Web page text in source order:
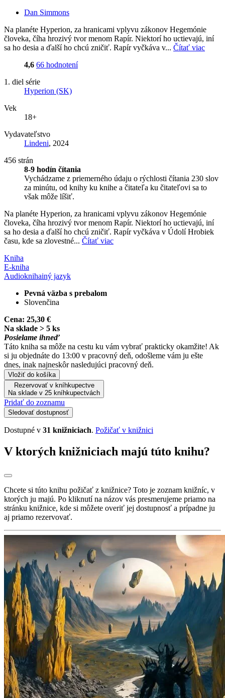
Dan Simmons
Na planéte Hyperion, za hranicami vplyvu zákonov Hegemónie
človeka, číha hrozivý tvor menom Rapír. Niektorí ho uctievajú, iní
sa ho desia a ďalší ho chcú zničiť. Rapír vyčkáva v... Čítať viac
4,6 66 hodnotení
1. diel série
Hyperion (SK)
Vek
18+
Vydavateľstvo
Lindeni, 2024
456 strán
8-9 hodín čítania
Vychádzame z priemerného údaju o rýchlosti čítania 230 slov
za minútu, od knihy ku knihe a čitateľa ku čitateľovi sa to
však môže líšiť.
Na planéte Hyperion, za hranicami vplyvu zákonov Hegemónie
človeka, číha hrozivý tvor menom Rapír. Niektorí ho uctievajú, iní
sa ho desia a ďalší ho chcú zničiť. Rapír vyčkáva v Údolí Hrobiek
času, kde sa zlovestné... Čítať viac
Kniha
E-kniha
Audioknihainý jazyk
Pevná väzba s prebalom
Slovenčina
Cena: 25,30 €
Na sklade > 5 ks
Posielame ihneď
Táto kniha sa môže na cestu ku vám vybrať prakticky okamžite! Ak
si ju objednáte do 13:00 v pracovný deň, odošleme vám ju ešte
dnes, inak najneskôr nasledujúci pracovný deň.
Vložiť do košíka
Rezervovať v kníhkupectve
Na sklade v 25 kníhkupectvách
Pridať do zoznamu
Sledovať dostupnosť
Dostupné v 31 knižniciach. Požičať v knižnici
V ktorých knižniciach majú túto knihu?
Chcete si túto knihu požičať z knižnice? Toto je zoznam knižníc, v
ktorých ju majú. Po kliknutí na názov vás presmerujeme priamo na
stránku knižnice, kde si môžete overiť jej dostupnosť a prípadne ju
aj priamo rezervovať.